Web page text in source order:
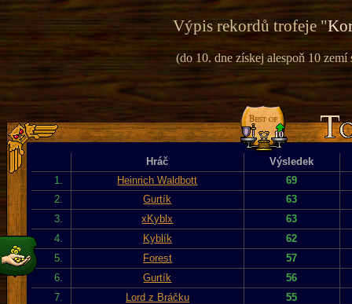
Výpis rekordů trofeje "
(do 10. dne získej alespoň 10
Hráč
Výsledek
1.
Heinrich Waldbott
69
2.
Gurtík
63
3.
xKyblx
63
4.
Kyblík
62
5.
Forest
57
6.
Gurtík
56
7.
Lord z Bráčku
55